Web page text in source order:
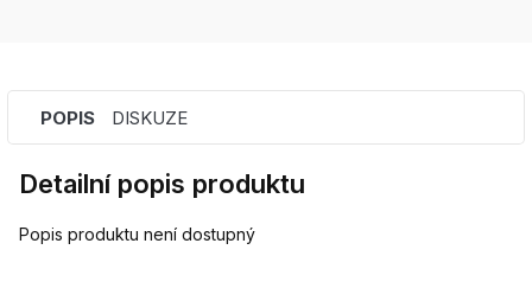
POPIS DISKUZE
Detailní popis produktu
Popis produktu není dostupný